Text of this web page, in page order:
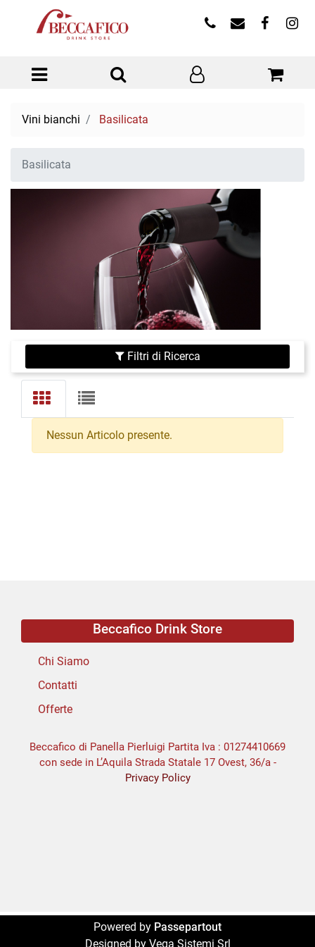
Open menu
Vini bianchi Basilicata
Basilicata
Filtri di Ricerca
Nessun Articolo presente.
Beccafico Drink Store
Chi Siamo
Contatti
Offerte
Beccafico di Panella Pierluigi Partita Iva : 01274410669
con sede in L’Aquila Strada Statale 17 Ovest, 36/a -
Privacy Policy
Powered by Passepartout
Designed by Vega Sistemi Srl